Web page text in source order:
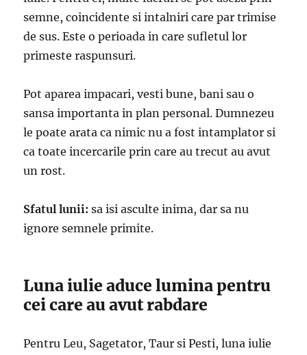
semne, coincidente si intalniri care par trimise
de sus. Este o perioada in care sufletul lor
primeste raspunsuri.
Pot aparea impacari, vesti bune, bani sau o
sansa importanta in plan personal. Dumnezeu
le poate arata ca nimic nu a fost intamplator si
ca toate incercarile prin care au trecut au avut
un rost.
Sfatul lunii: sa isi asculte inima, dar sa nu
ignore semnele primite.
Luna iulie aduce lumina pentru
cei care au avut rabdare
Pentru Leu, Sagetator, Taur si Pesti, luna iulie